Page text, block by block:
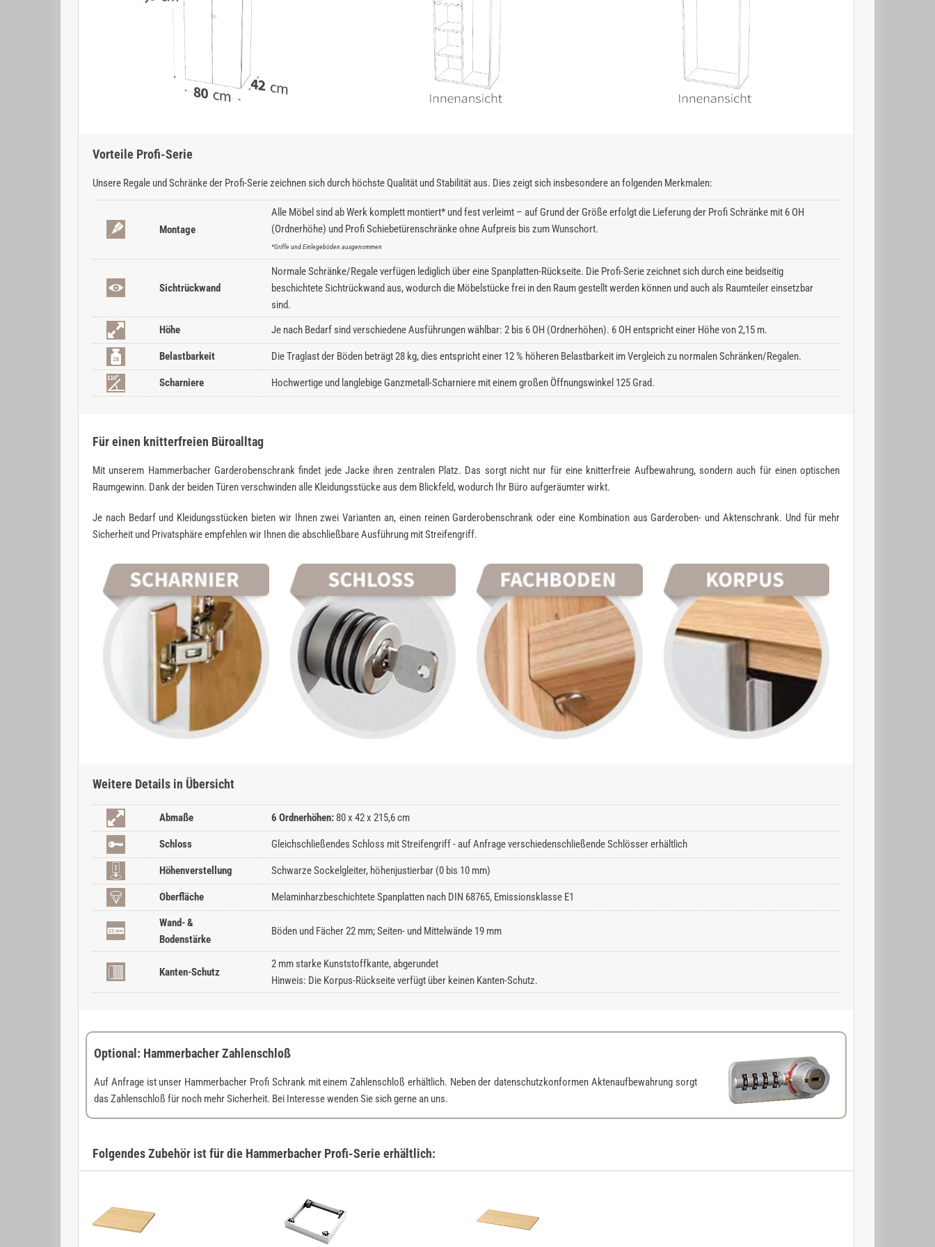
Vorteile Profi-Serie
Unsere Regale und Schränke der Profi-Serie zeichnen sich durch höchste Qualität und Stabilität aus. Dies zeigt sich insbesondere an folgenden Merkmalen:
Montage
Alle Möbel sind ab Werk komplett montiert* und fest verleimt – auf Grund der Größe erfolgt die Lieferung der Profi Schränke mit 6 OH
(Ordnerhöhe) und Profi Schiebetürenschränke ohne Aufpreis bis zum Wunschort.
*Griffe und Einlegeböden ausgenommen
Sichtrückwand
Normale Schränke/Regale verfügen lediglich über eine Spanplatten-Rückseite. Die Profi-Serie zeichnet sich durch eine beidseitig
beschichtete Sichtrückwand aus, wodurch die Möbelstücke frei in den Raum gestellt werden können und auch als Raumteiler einsetzbar
sind.
Höhe
Je nach Bedarf sind verschiedene Ausführungen wählbar: 2 bis 6 OH (Ordnerhöhen). 6 OH entspricht einer Höhe von 2,15 m.
Belastbarkeit Die Traglast der Böden beträgt 28 kg, dies entspricht einer 12 % höheren Belastbarkeit im Vergleich zu normalen Schränken/Regalen.
Scharniere Hochwertige und langlebige Ganzmetall-Scharniere mit einem großen Öffnungswinkel 125 Grad.
Für einen knitterfreien Büroalltag
Mit unserem Hammerbacher Garderobenschrank findet jede Jacke ihren zentralen Platz. Das sorgt nicht nur für eine knitterfreie Aufbewahrung, sondern auch für einen optischen
Raumgewinn. Dank der beiden Türen verschwinden alle Kleidungsstücke aus dem Blickfeld, wodurch Ihr Büro aufgeräumter wirkt.
Je nach Bedarf und Kleidungsstücken bieten wir Ihnen zwei Varianten an, einen reinen Garderobenschrank oder eine Kombination aus Garderoben- und Aktenschrank. Und für mehr
Sicherheit und Privatsphäre empfehlen wir Ihnen die abschließbare Ausführung mit Streifengriff.
Weitere Details in Übersicht
Abmaße 6 Ordnerhöhen: 80 x 42 x 215,6 cm
Schloss Gleichschließendes Schloss mit Streifengriff - auf Anfrage verschiedenschließende Schlösser erhältlich
Höhenverstellung Schwarze Sockelgleiter, höhenjustierbar (0 bis 10 mm)
Oberfläche Melaminharzbeschichtete Spanplatten nach DIN 68765, Emissionsklasse E1
Wand- &
Bodenstärke
Böden und Fächer 22 mm; Seiten- und Mittelwände 19 mm
Kanten-Schutz
2 mm starke Kunststoffkante, abgerundet
Hinweis: Die Korpus-Rückseite verfügt über keinen Kanten-Schutz.
Optional: Hammerbacher Zahlenschloß
Auf Anfrage ist unser Hammerbacher Profi Schrank mit einem Zahlenschloß erhältlich. Neben der datenschutzkonformen Aktenaufbewahrung sorgt
das Zahlenschloß für noch mehr Sicherheit. Bei Interesse wenden Sie sich gerne an uns.
Folgendes Zubehör ist für die Hammerbacher Profi-Serie erhältlich: